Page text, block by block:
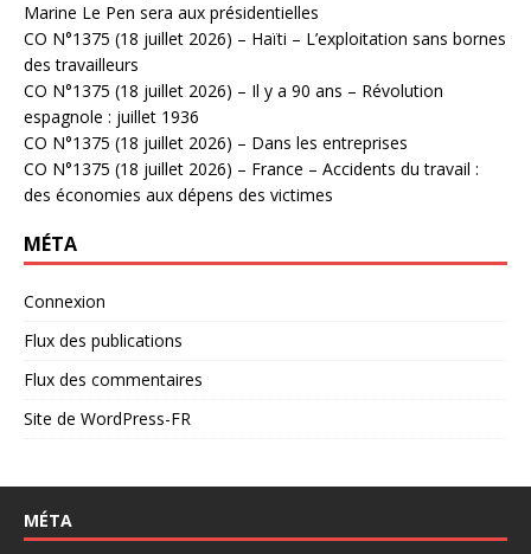
Marine Le Pen sera aux présidentielles
CO N°1375 (18 juillet 2026) – Haïti – L’exploitation sans bornes
des travailleurs
CO N°1375 (18 juillet 2026) – Il y a 90 ans – Révolution
espagnole : juillet 1936
CO N°1375 (18 juillet 2026) – Dans les entreprises
CO N°1375 (18 juillet 2026) – France – Accidents du travail :
des économies aux dépens des victimes
MÉTA
Connexion
Flux des publications
Flux des commentaires
Site de WordPress-FR
MÉTA